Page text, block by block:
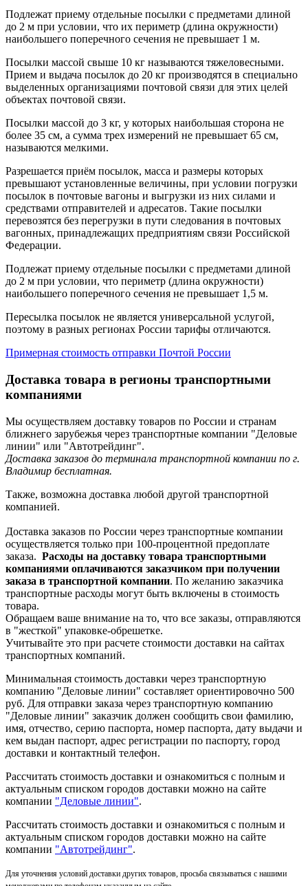
Подлежат приему отдельные посылки с предметами длиной
до 2 м при условии, что их периметр (длина окружности)
наибольшего поперечного сечения не превышает 1 м.
Посылки массой свыше 10 кг называются тяжеловесными.
Прием и выдача посылок до 20 кг производятся в специально
выделенных организациями почтовой связи для этих целей
объектах почтовой связи.
Посылки массой до 3 кг, у которых наибольшая сторона не
более 35 см, а сумма трех измерений не превышает 65 см,
называются мелкими.
Разрешается приём посылок, масса и размеры которых
превышают установленные величины, при условии погрузки
посылок в почтовые вагоны и выгрузки из них силами и
средствами отправителей и адресатов. Такие посылки
перевозятся без перегрузки в пути следования в почтовых
вагонных, принадлежащих предприятиям связи Российской
Федерации.
Подлежат приему отдельные посылки с предметами длиной
до 2 м при условии, что периметр (длина окружности)
наибольшего поперечного сечения не превышает 1,5 м.
Пересылка посылок не является универсальной услугой,
поэтому в разных регионах России тарифы отличаются.
Примерная стоимость отправки Почтой России
Доставка товара в регионы транспортными
компаниями
Мы осуществляем доставку товаров по России и странам
ближнего зарубежья через транспортные компании "Деловые
линии" или "Автотрейдинг".
Доставка заказов до терминала транспортной компании по г.
Владимир бесплатная.
Также, возможна доставка любой другой транспортной
компанией.
Доставка заказов по России через транспортные компании
осуществляется только при 100-процентной предоплате
заказа. Расходы на доставку товара транспортными
компаниями оплачиваются заказчиком при получении
заказа в транспортной компании. По желанию заказчика
транспортные расходы могут быть включены в стоимость
товара.
Обращаем ваше внимание на то, что все заказы, отправляются
в "жесткой" упаковке-обрешетке.
Учитывайте это при расчете стоимости доставки на сайтах
транспортных компаний.
Минимальная стоимость доставки через транспортную
компанию "Деловые линии" составляет ориентировочно 500
руб. Для отправки заказа через транспортную компанию
"Деловые линии" заказчик должен сообщить свои фамилию,
имя, отчество, серию паспорта, номер паспорта, дату выдачи и
кем выдан паспорт, адрес регистрации по паспорту, город
доставки и контактный телефон.
Рассчитать стоимость доставки и ознакомиться с полным и
актуальным списком городов доставки можно на сайте
компании "Деловые линии".
Рассчитать стоимость доставки и ознакомиться с полным и
актуальным списком городов доставки можно на сайте
компании "Автотрейдинг".
Для уточнения условий доставки других товаров, просьба связываться с нашими